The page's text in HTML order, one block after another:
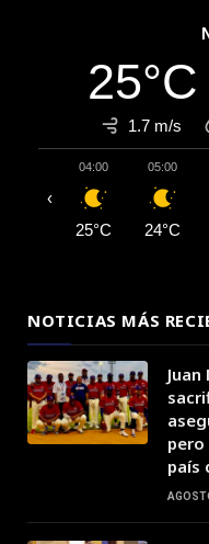
25°C
1.7 m/s
04:00
25°C
05:00
24°C
‹
NOTICIAS MÁS
país